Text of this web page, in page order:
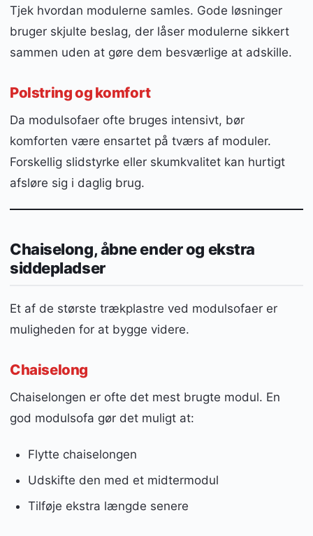
Tjek hvordan modulerne samles. Gode løsninger
bruger skjulte beslag, der låser modulerne sikkert
sammen uden at gøre dem besværlige at adskille.
Polstring og komfort
Da modulsofaer ofte bruges intensivt, bør
komforten være ensartet på tværs af moduler.
Forskellig slidstyrke eller skumkvalitet kan hurtigt
afsløre sig i daglig brug.
Chaiselong, åbne ender og ekstra
siddepladser
Et af de største trækplastre ved modulsofaer er
muligheden for at bygge videre.
Chaiselong
Chaiselongen er ofte det mest brugte modul. En
god modulsofa gør det muligt at:
Flytte chaiselongen
Udskifte den med et midtermodul
Tilføje ekstra længde senere